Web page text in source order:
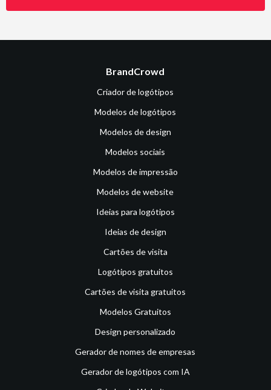
BrandCrowd
Criador de logótipos
Modelos de logótipos
Modelos de design
Modelos sociais
Modelos de impressão
Modelos de website
Ideias para logótipos
Ideias de design
Cartões de visita
Logótipos gratuitos
Cartões de visita gratuitos
Modelos Gratuitos
Design personalizado
Gerador de nomes de empresas
Gerador de logótipos com IA